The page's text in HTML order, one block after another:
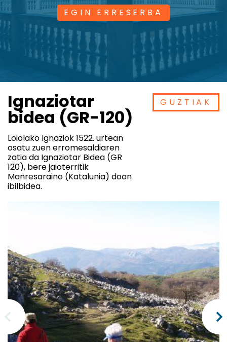
EGIN ERRESERBA
Ignaziotar
bidea (GR-120)
Loiolako Ignaziok 1522. urtean
osatu zuen erromesaldiaren
zatia da Ignaziotar Bidea (GR
120), bere jaioterritik
Manresaraino (Katalunia) doan
ibilbidea.
GUZTIAK